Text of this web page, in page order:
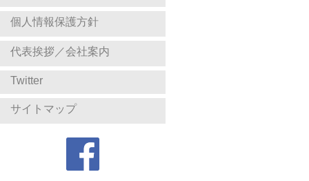
個人情報保護方針
代表挨拶／会社案内
Twitter
サイトマップ